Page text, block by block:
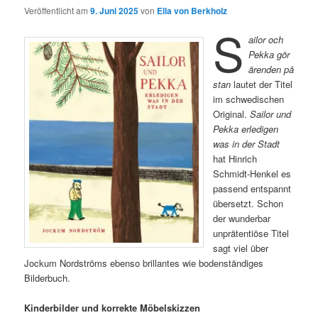
Veröffentlicht am9. Juni 2025von Ella von Berkholz
S ailor och
Pekka gör
ärenden på
stan lautet der Titel
im schwedischen
Original.Sailor und
Pekka erledigen
was in der Stadt
hat Hinrich
Schmidt-Henkel es
passend entspannt
übersetzt. Schon
der wunderbar
unprätentiöse Titel
sagt viel über
Jockum Nordströms ebenso brillantes wie bodenständiges
Bilderbuch.
Kinderbilder und korrekte Möbelskizzen